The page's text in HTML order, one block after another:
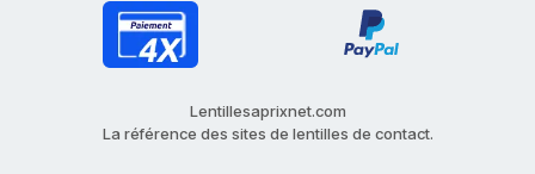
Lentillesaprixnet.com
La référence des sites de lentilles de contact.